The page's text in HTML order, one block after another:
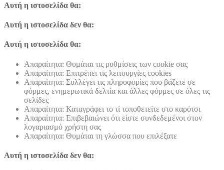
Αυτή η ιστοσελίδα θα:
Αυτή η ιστοσελίδα δεν θα:
Αυτή η ιστοσελίδα θα:
Απαραίτητα: Θυμάται τις ρυθμίσεις των cookie σας
Απαραίτητα: Επιτρέπει τις λειτουργίες cookies
Απαραίτητα: Συλλέγει τις πληροφορίες που βάζετε σε
φόρμες, ενημερωτικά δελτία και άλλες φόρμες σε όλες τις
σελίδες
Απαραίτητα: Καταγράφει το τί τοποθετείτε στο καρότσι
Απαραίτητα: Επιβεβαιώνει ότι είστε συνδεδεμένοι στον
λογαριασμό χρήστη σας
Απαραίτητα: Θυμάται τη γλώσσα που επιλέξατε
Αυτή η ιστοσελίδα δεν θα: